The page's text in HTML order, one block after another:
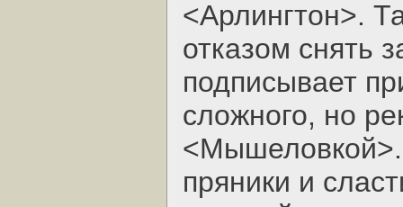
<Арлингтон>.
отказом снять
подписывает
сложного, но
пряники и